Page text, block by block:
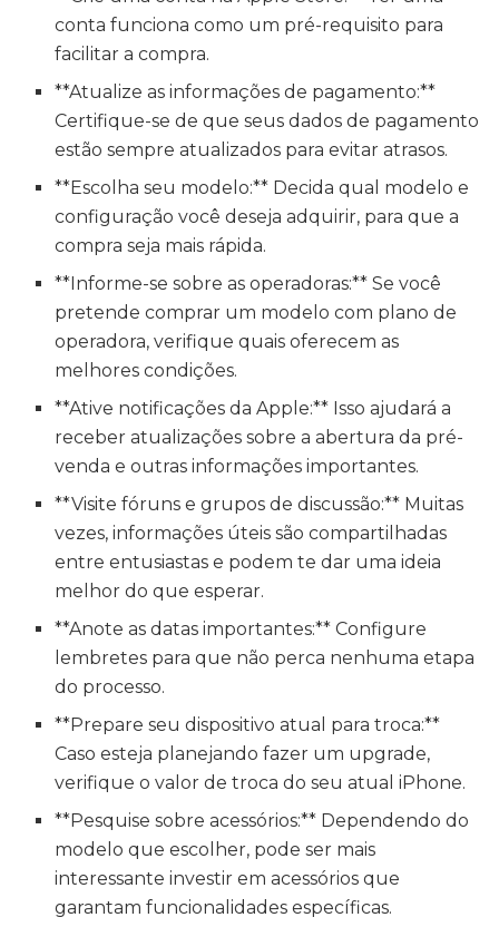
conta funciona como um pré-requisito para
facilitar a compra.
**Atualize as informações de pagamento:**
Certifique-se de que seus dados de pagamento
estão sempre atualizados para evitar atrasos.
**Escolha seu modelo:** Decida qual modelo e
configuração você deseja adquirir, para que a
compra seja mais rápida.
**Informe-se sobre as operadoras:** Se você
pretende comprar um modelo com plano de
operadora, verifique quais oferecem as
melhores condições.
**Ative notificações da Apple:** Isso ajudará a
receber atualizações sobre a abertura da pré-
venda e outras informações importantes.
**Visite fóruns e grupos de discussão:** Muitas
vezes, informações úteis são compartilhadas
entre entusiastas e podem te dar uma ideia
melhor do que esperar.
**Anote as datas importantes:** Configure
lembretes para que não perca nenhuma etapa
do processo.
**Prepare seu dispositivo atual para troca:**
Caso esteja planejando fazer um upgrade,
verifique o valor de troca do seu atual iPhone.
**Pesquise sobre acessórios:** Dependendo do
modelo que escolher, pode ser mais
interessante investir em acessórios que
garantam funcionalidades específicas.